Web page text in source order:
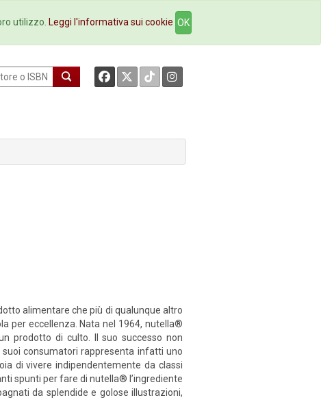
Contatti
alimentare che più di qualunque altro
per eccellenza. Nata nel 1964, nutella®
prodotto di culto. Il suo successo non
consumatori rappresenta infatti uno
di vivere indipendentemente da classi
spunti per fare di nutella® l’ingrediente
da splendide e golose illustrazioni,
utilizzo. Leggi l'informativa sui cookie OK